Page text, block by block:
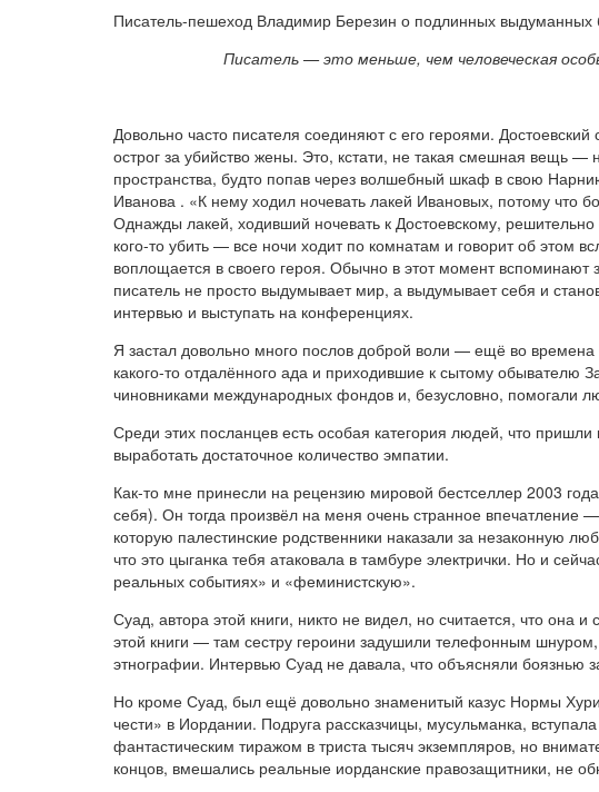
Писатель-пешеход Владимир Березин о подлинных выдуманных
Писатель — это меньше, чем человеческая
Довольно часто писателя соединяют с его героями.
острог за убийство жены. Это, кстати, не такая смешная вещь —
пространства, будто попав через волшебный шкаф в свою
Иванова . «К нему ходил ночевать лакей Ивановых, потому что
Однажды лакей, ходивший ночевать к Достоевскому,
кого-то убить — все ночи ходит по комнатам и говорит об этом
воплощается в своего героя. Обычно в этот момент
писатель не просто выдумывает мир, а выдумывает себя и
интервью и выступать на конференциях.
Я застал довольно много послов доброй воли — ещё во
какого-то отдалённого ада и приходившие к сытому обывателю
чиновниками международных фондов и, безусловно, помогали
Среди этих посланцев есть особая категория людей, что
выработать достаточное количество эмпатии.
Как-то мне принесли на рецензию мировой бестселлер 2003
себя). Он тогда произвёл на меня очень странное впечатление
которую палестинские родственники наказали за незаконную
что это цыганка тебя атаковала в тамбуре электрички. Но и
реальных событиях» и «феминистскую».
Суад, автора этой книги, никто не видел, но считается, что она
этой книги — там сестру героини задушили телефонным
этнографии. Интервью Суад не давала, что объясняли боязнью
Но кроме Суад, был ещё довольно знаменитый казус Нормы
чести» в Иордании. Подруга рассказчицы, мусульманка,
фантастическим тиражом в триста тысяч экземпляров, но
концов, вмешались реальные иорданские правозащитники, не